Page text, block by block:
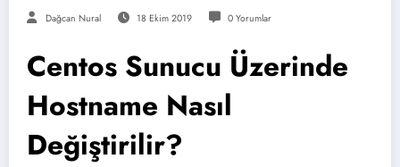
Dağcan Nural 18 Ekim 2019 0 Yorumlar
Centos Sunucu Üzerinde
Hostname Nasıl
Değiştirilir?